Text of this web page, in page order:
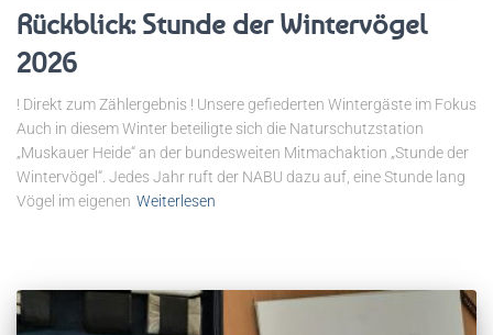
Rückblick: Stunde der Wintervögel
2026
! Direkt zum Zählergebnis ! Unsere gefiederten Wintergäste im Fokus
Auch in diesem Winter beteiligte sich die Naturschutzstation
„Muskauer Heide“ an der bundesweiten Mitmachaktion „Stunde der
Wintervögel“. Jedes Jahr ruft der NABU dazu auf, eine Stunde lang
Vögel im eigenen Weiterlesen